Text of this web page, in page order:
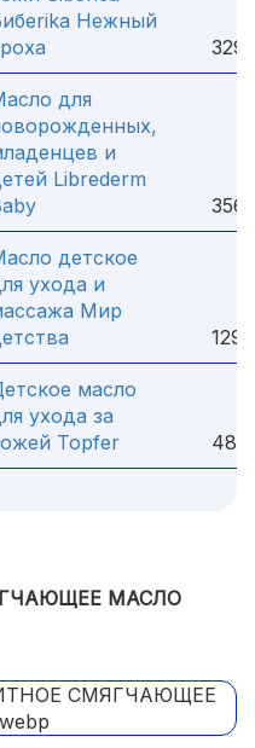
Нежный
329
для
и
Librederm
356
детское
ухода и
Мир
129
масло
ухода за
Topfer
485
МАСЛО